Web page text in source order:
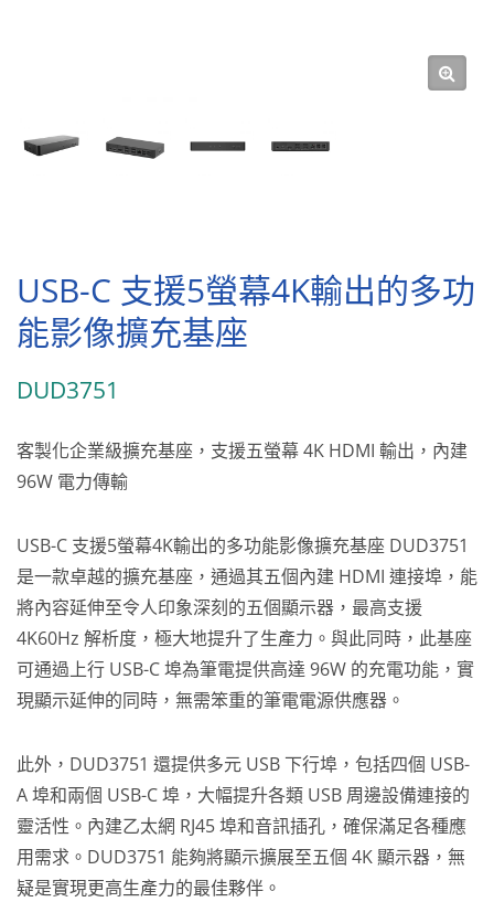
USB-C 支援5螢幕4K輸出的多功
能影像擴充基座
DUD3751
客製化企業級擴充基座，支援五螢幕 4K HDMI 輸出，內建
96W 電力傳輸
USB-C 支援5螢幕4K輸出的多功能影像擴充基座 DUD3751
是一款卓越的擴充基座，通過其五個內建 HDMI 連接埠，能
將內容延伸至令人印象深刻的五個顯示器，最高支援
4K60Hz 解析度，極大地提升了生產力。與此同時，此基座
可通過上行 USB-C 埠為筆電提供高達 96W 的充電功能，實
現顯示延伸的同時，無需笨重的筆電電源供應器。
此外，DUD3751 還提供多元 USB 下行埠，包括四個 USB-
A 埠和兩個 USB-C 埠，大幅提升各類 USB 周邊設備連接的
靈活性。內建乙太網 RJ45 埠和音訊插孔，確保滿足各種應
用需求。DUD3751 能夠將顯示擴展至五個 4K 顯示器，無
疑是實現更高生產力的最佳夥伴。